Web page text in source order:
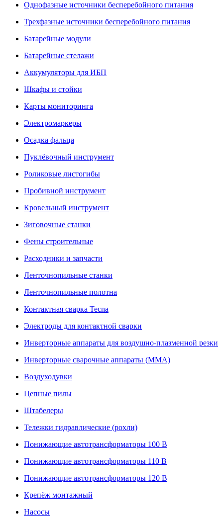
Однофазные источники бесперебойного питания
Трехфазные источники бесперебойного питания
Батарейные модули
Батарейные стелажи
Аккумуляторы для ИБП
Шкафы и стойки
Карты мониторинга
Электромаркеры
Осадка фальца
Пуклёвочный инструмент
Роликовые листогибы
Пробивной инструмент
Кровельный инструмент
Зиговочные станки
Фены строительные
Расходники и запчасти
Ленточнопильные станки
Ленточнопильные полотна
Контактная сварка Tecna
Электроды для контактной сварки
Инверторные аппараты для воздушно-плазменной резки
Инверторные сварочные аппараты (ММА)
Воздуходувки
Цепные пилы
Штабелеры
Тележки гидравлические (рохли)
Понижающие автотрансформаторы 100 В
Понижающие автотрансформаторы 110 В
Понижающие автотрансформаторы 120 В
Крепёж монтажный
Насосы